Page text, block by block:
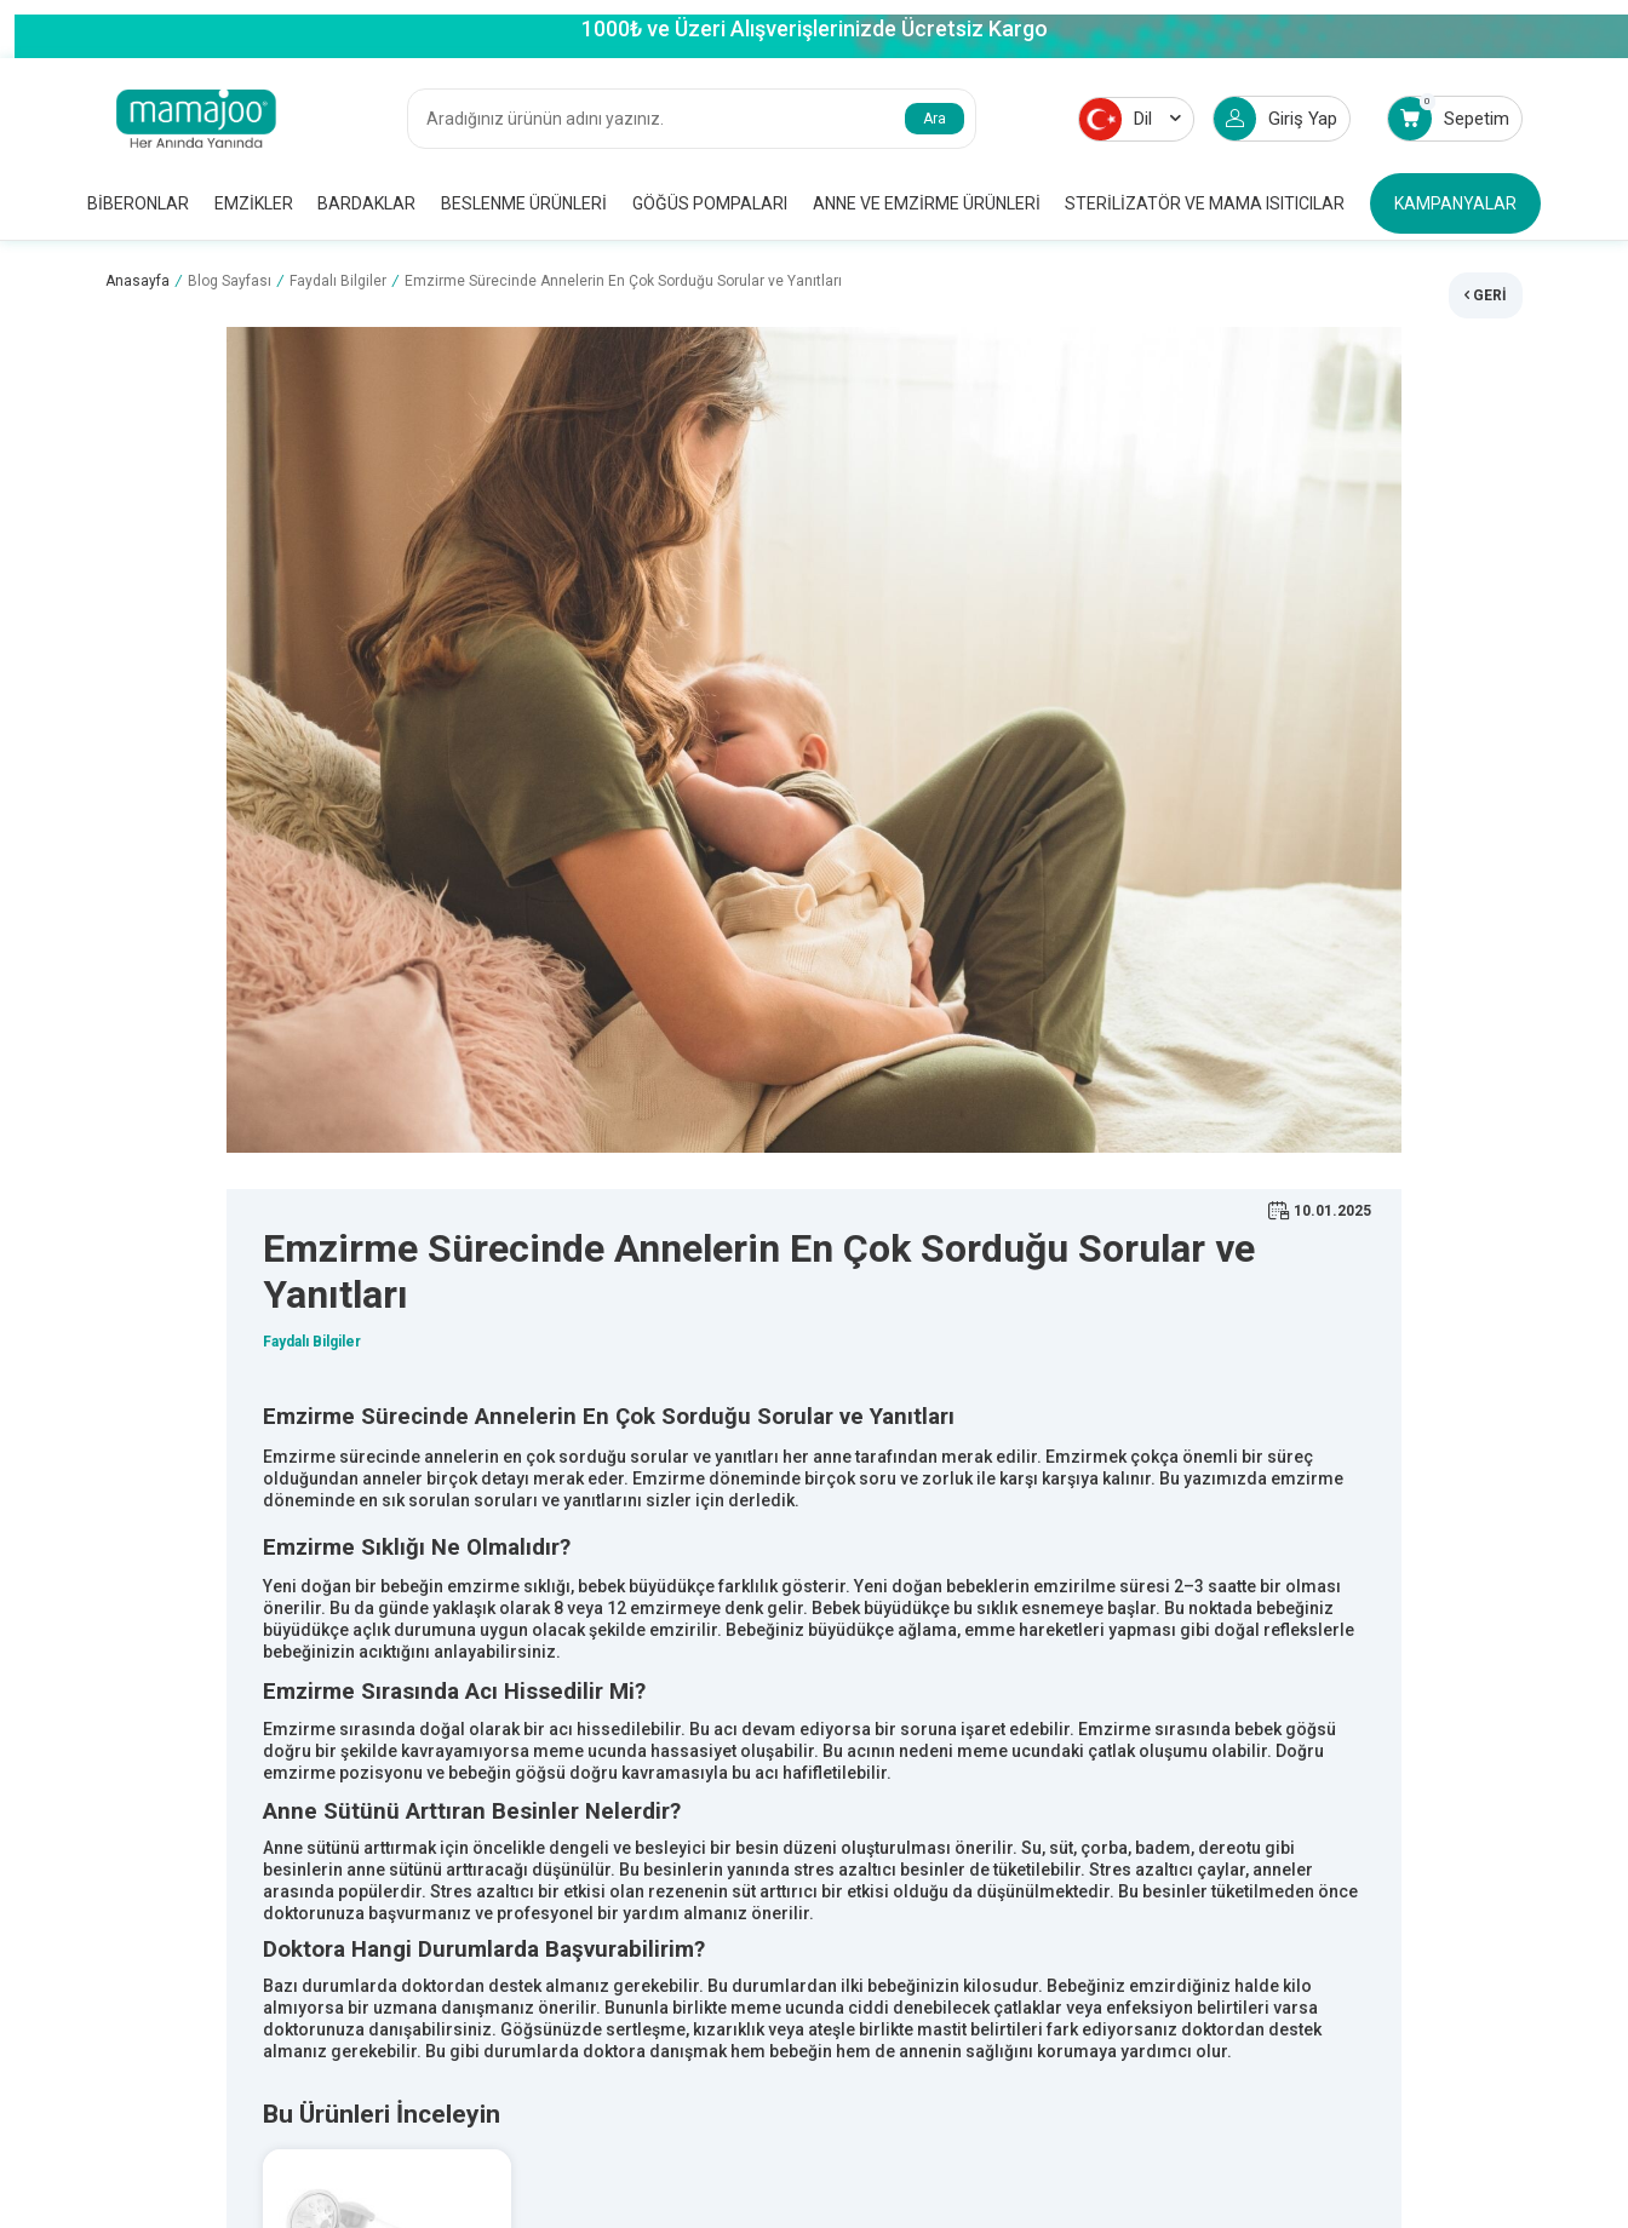
1000₺ ve Üzeri Alışverişlerinizde Ücretsiz Kargo
Ara Dil Giriş Yap
0
Sepetim
BIBERONLAR EMZIKLER BARDAKLAR BESLENME ÜRÜNLERI GÖĞÜS POMPALARI ANNE VE EMZIRME ÜRÜNLERI STERILIZATÖR VE MAMA ISITICILAR KAMPANYALAR
Anasayfa / Blog Sayfası / Faydalı Bilgiler / Emzirme Sürecinde Annelerin En Çok Sorduğu Sorular ve Yanıtları
GERI
10.01.2025
Emzirme Sürecinde Annelerin En Çok Sorduğu Sorular ve
Yanıtları
Faydalı Bilgiler
Emzirme Sürecinde Annelerin En Çok Sorduğu Sorular ve Yanıtları
Emzirme sürecinde annelerin en çok sorduğu sorular ve yanıtları her anne tarafından merak edilir. Emzirmek çokça önemli bir süreç
olduğundan anneler birçok detayı merak eder. Emzirme döneminde birçok soru ve zorluk ile karşı karşıya kalınır. Bu yazımızda emzirme
döneminde en sık sorulan soruları ve yanıtlarını sizler için derledik.
Emzirme Sıklığı Ne Olmalıdır?
Yeni doğan bir bebeğin emzirme sıklığı, bebek büyüdükçe farklılık gösterir. Yeni doğan bebeklerin emzirilme süresi 2–3 saatte bir olması
önerilir. Bu da günde yaklaşık olarak 8 veya 12 emzirmeye denk gelir. Bebek büyüdükçe bu sıklık esnemeye başlar. Bu noktada bebeğiniz
büyüdükçe açlık durumuna uygun olacak şekilde emzirilir. Bebeğiniz büyüdükçe ağlama, emme hareketleri yapması gibi doğal reflekslerle
bebeğinizin acıktığını anlayabilirsiniz.
Emzirme Sırasında Acı Hissedilir Mi?
Emzirme sırasında doğal olarak bir acı hissedilebilir. Bu acı devam ediyorsa bir soruna işaret edebilir. Emzirme sırasında bebek göğsü
doğru bir şekilde kavrayamıyorsa meme ucunda hassasiyet oluşabilir. Bu acının nedeni meme ucundaki çatlak oluşumu olabilir. Doğru
emzirme pozisyonu ve bebeğin göğsü doğru kavramasıyla bu acı hafifletilebilir.
Anne Sütünü Arttıran Besinler Nelerdir?
Anne sütünü arttırmak için öncelikle dengeli ve besleyici bir besin düzeni oluşturulması önerilir. Su, süt, çorba, badem, dereotu gibi
besinlerin anne sütünü arttıracağı düşünülür. Bu besinlerin yanında stres azaltıcı besinler de tüketilebilir. Stres azaltıcı çaylar, anneler
arasında popülerdir. Stres azaltıcı bir etkisi olan rezenenin süt arttırıcı bir etkisi olduğu da düşünülmektedir. Bu besinler tüketilmeden önce
doktorunuza başvurmanız ve profesyonel bir yardım almanız önerilir.
Doktora Hangi Durumlarda Başvurabilirim?
Bazı durumlarda doktordan destek almanız gerekebilir. Bu durumlardan ilki bebeğinizin kilosudur. Bebeğiniz emzirdiğiniz halde kilo
almıyorsa bir uzmana danışmanız önerilir. Bununla birlikte meme ucunda ciddi denebilecek çatlaklar veya enfeksiyon belirtileri varsa
doktorunuza danışabilirsiniz. Göğsünüzde sertleşme, kızarıklık veya ateşle birlikte mastit belirtileri fark ediyorsanız doktordan destek
almanız gerekebilir. Bu gibi durumlarda doktora danışmak hem bebeğin hem de annenin sağlığını korumaya yardımcı olur.
Bu Ürünleri İnceleyin